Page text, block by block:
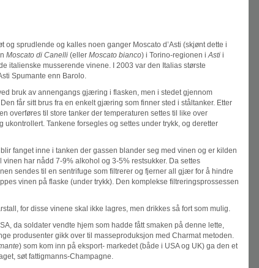
og sprudlende og kalles noen ganger Moscato d’Asti (skjønt dette i
Moscato di Canelli (eller Moscato bianco) i Torino-regionen iAsti i
italienske musserende vinene. I 2003 var den Italias største
Spumante enn Barolo.
bruk av annengangs gjæring i flasken, men i stedet gjennom
Den får sitt brus fra en enkelt gjæring som finner sted i ståltanker. Etter
overføres til store tanker der temperaturen settes til like over
Tankene forsegles og settes under trykk, og deretter
fanget inne i tanken der gassen blander seg med vinen og er kilden
har nådd 7-9% alkohol og 3-5% restsukker. Da settes
sendes til en sentrifuge som filtrerer og fjerner all gjær for å hindre
vinen på flaske (under trykk). Den komplekse filtreringsprossessen
for disse vinene skal ikke lagres, men drikkes så fort som mulig.
da soldater vendte hjem som hadde fått smaken på denne lette,
produsenter gikk over til masseproduksjon med Charmat metoden.
) som kom inn på eksport- markedet (både i USA og UK) ga den et
søt fattigmanns-Champagne.